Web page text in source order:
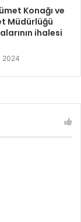
Konağı ve
Müdürlüğü
ihalesi
2024